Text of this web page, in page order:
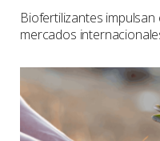
Biofertilizantes
mercados